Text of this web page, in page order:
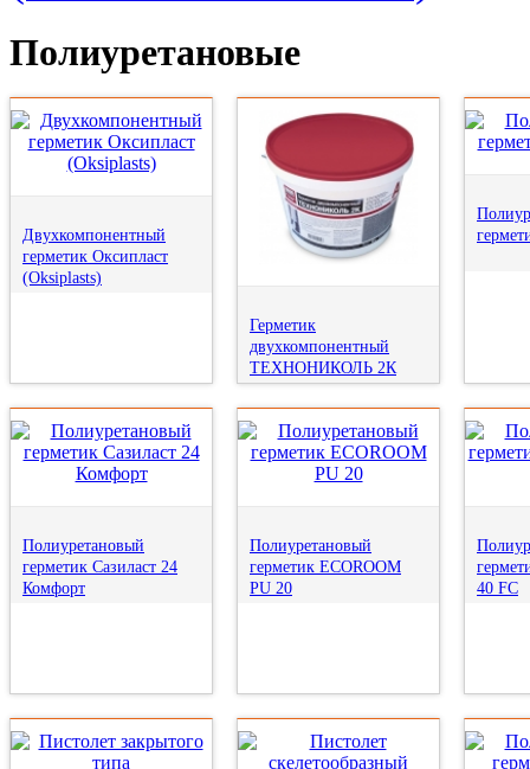
Полиуретановые
Двухкомпонентный
герметик Оксипласт
(Oksiplasts)
Герметик
двухкомпонентный
ТЕХНОНИКОЛЬ 2К
Полиуретановый
герметик Сазиласт 24
Комфорт
Полиуретановый
герметик ECOROOM
PU 20
40 FC